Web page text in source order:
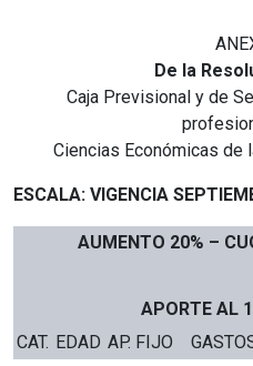
De la
Caja Previsional y de
Ciencias Económicas de
ESCALA: VIGENCIA
AUMENTO 20% –
APORTE AL
CAT. EDAD AP. FIJO